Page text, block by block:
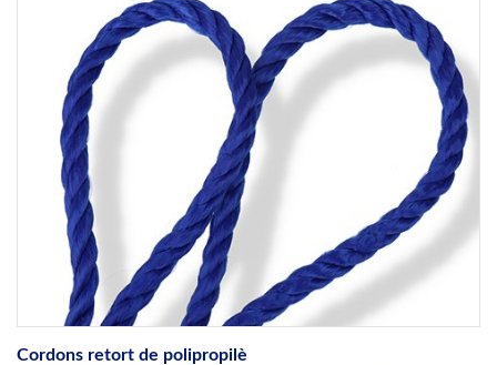
Cordons retort de polipropilè